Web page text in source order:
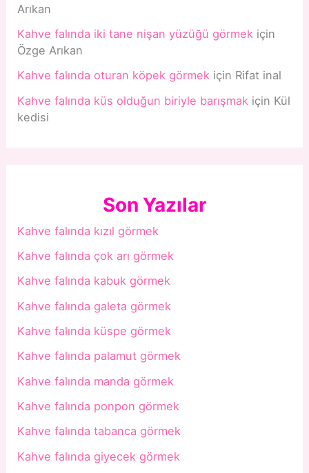
Arıkan
Kahve falında iki tane nişan yüzüğü görmek için
Özge Arıkan
Kahve falında oturan köpek görmek için Rifat inal
Kahve falında küs olduğun biriyle barışmak için Kül
kedisi
Son Yazılar
Kahve falında kızıl görmek
Kahve falında çok arı görmek
Kahve falında kabuk görmek
Kahve falında galeta görmek
Kahve falında küspe görmek
Kahve falında palamut görmek
Kahve falında manda görmek
Kahve falında ponpon görmek
Kahve falında tabanca görmek
Kahve falında giyecek görmek